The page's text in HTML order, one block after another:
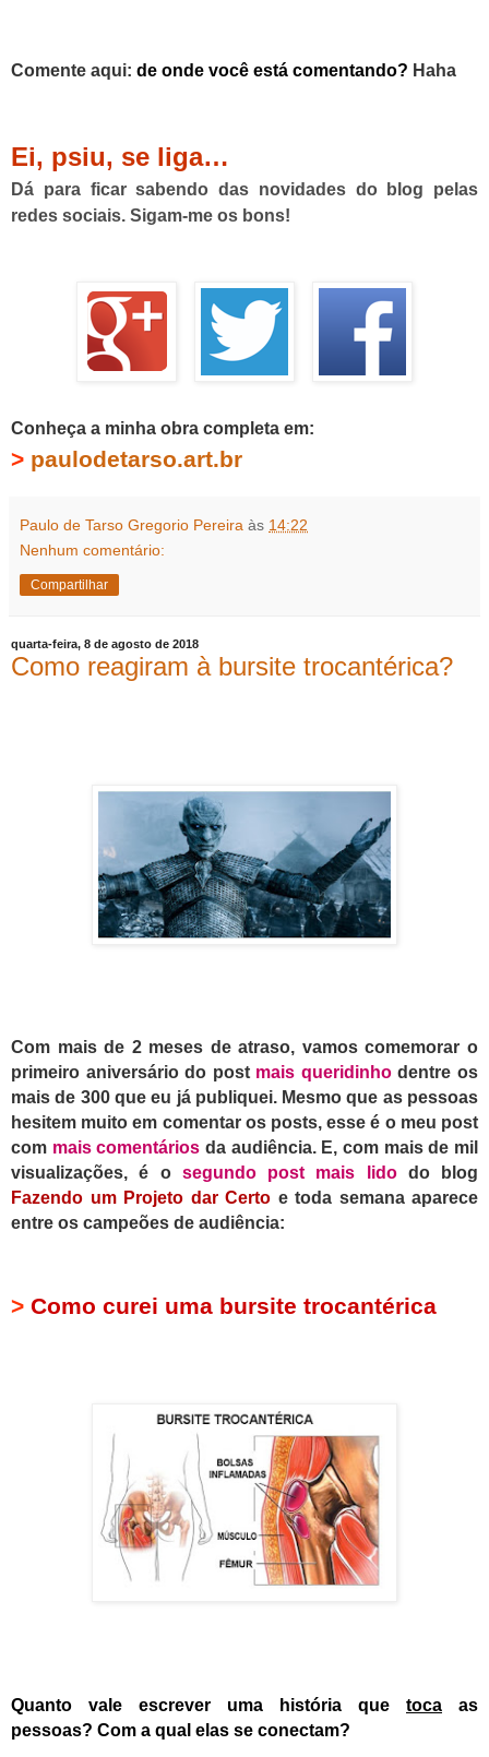
Comente aqui: de onde você está comentando? Haha
Ei, psiu, se liga…
Dá para ficar sabendo das novidades do blog pelas
redes sociais. Sigam-me os bons!
Conheça a minha obra completa em:
> paulodetarso.art.br
Paulo de Tarso Gregorio Pereira às 14:22
Nenhum comentário:
Compartilhar
quarta-feira, 8 de agosto de 2018
Como reagiram à bursite trocantérica?
Com mais de 2 meses de atraso, vamos comemorar o
primeiro aniversário do post mais queridinhodentre os
mais de 300 que eu já publiquei. Mesmo que as pessoas
hesitem muito em comentar os posts, esse é o meu post
com mais comentários da audiência. E, com mais de mil
visualizações, é o segundo post mais lidodo blog
Fazendo um Projeto dar Certo e toda semana aparece
entre os campeões de audiência:
> Como curei uma bursite trocantérica
Quanto vale escrever uma história que toca as
pessoas? Com a qual elas se conectam?